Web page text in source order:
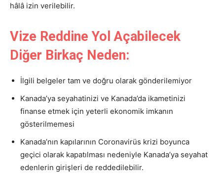
hâlâ izin verilebilir.
Vize Reddine Yol Açabilecek
Diğer Birkaç Neden:
İlgili belgeler tam ve doğru olarak gönderilemiyor
Kanada’ya seyahatinizi ve Kanada’da ikametinizi
finanse etmek için yeterli ekonomik imkanın
gösterilmemesi
Kanada’nın kapılarının Coronavirüs krizi boyunca
geçici olarak kapatılması nedeniyle Kanada’ya seyahat
edenlerin girişleri de reddedilebilir.